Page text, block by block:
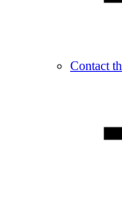
Contact